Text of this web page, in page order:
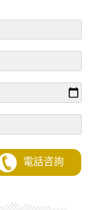
電話咨詢